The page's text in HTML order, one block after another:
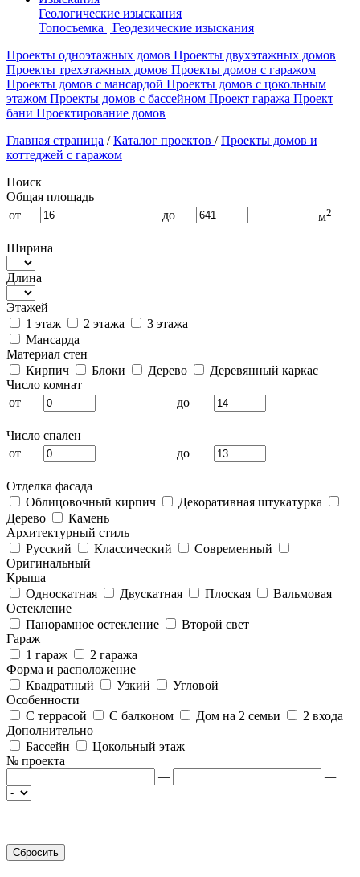
Геологические изыскания
Топосъемка | Геодезические изыскания
Проекты одноэтажных домов Проекты двухэтажных домов
Проекты трехэтажных домов Проекты домов с гаражом
Проекты домов с мансардой Проекты домов с цокольным
этажом Проекты домов с бассейном Проект гаража Проект
бани Проектирование домов
Главная страница / Каталог проектов / Проекты домов и
коттеджей с гаражом
Поиск
Общая площадь
от
до м2
Ширина
Длина
Этажей
1 этаж
2 этажа
3 этажа
Мансарда
Материал стен
Кирпич
Блоки Дерево
Деревянный каркас
Число комнат
от
до
Число спален
от
до
Отделка фасада
Облицовочный кирпич
Декоративная штукатурка
Дерево
Камень
Архитектурный стиль
Русский
Классический
Современный
Оригинальный
Крыша
Односкатная
Двускатная Плоская
Вальмовая
Остекление
Панорамное остекление
Второй свет
Гараж
1 гараж
2 гаража
Форма и расположение
Квадратный
Узкий
Угловой
Особенности
С террасой
С балконом Дом на 2 семьи
2 входа
Дополнительно
Бассейн
Цокольный этаж
№ проекта
—
—